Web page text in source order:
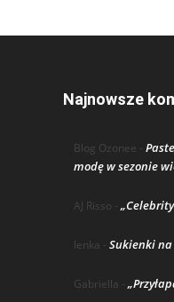
Najnowsze
Blog Ozonee -
modę w sezonie
AJ Risso -
lenka - Sukienki
Gabriella -